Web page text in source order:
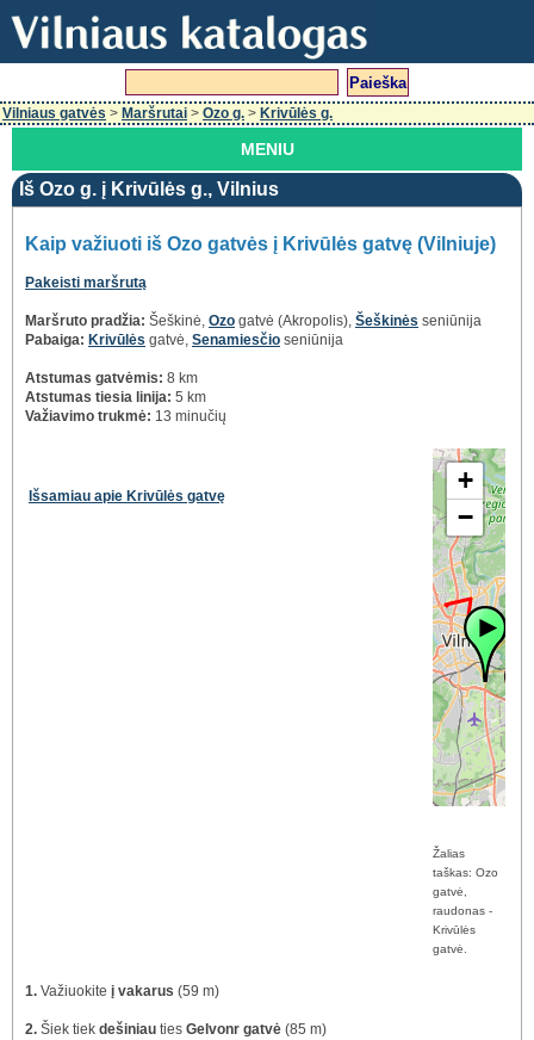
Vilniaus gatvės > Maršrutai > Ozo g. > Krivūlės g.
MENIU
Iš Ozo g. į Krivūlės g., Vilnius
Kaip važiuoti iš Ozo gatvės į Krivūlės gatvę (Vilniuje)
Pakeisti maršrutą
Maršruto pradžia: Šeškinė, Ozo gatvė (Akropolis), Šeškinės seniūnija
Pabaiga: Krivūlės gatvė, Senamiesčio seniūnija
Atstumas gatvėmis: 8 km
Atstumas tiesia linija: 5 km
Važiavimo trukmė: 13 minučių
Išsamiau apie Krivūlės gatvę
+
−
Žalias
taškas: Ozo
gatvė,
raudonas -
Krivūlės
gatvė.
1. Važiuokite į vakarus (59 m)
2. Šiek tiek dešiniau ties Gelvonr gatvė (85 m)